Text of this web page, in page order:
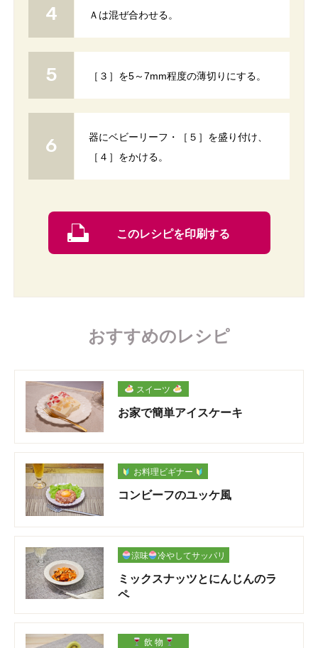
Ａは混ぜ合わせる。
［３］を5～7mm程度の薄切りにする。
器にベビーリーフ・［５］を盛り付け、
［４］をかける。
このレシピを印刷する
おすすめのレシピ
スイーツ
お家で簡単アイスケーキ
お料理ビギナー
コンビーフのユッケ風
涼味 冷やしてサッパリ
ミックスナッツとにんじんのラ
ペ
飲 物